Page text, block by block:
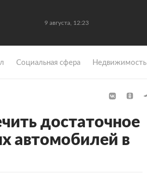
9 августа, 12:23
Социальная сфера Недвижимость
достаточное
автомобилей в